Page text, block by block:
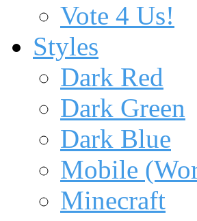
Vote 4 Us!
Styles
Dark Red
Dark Green
Dark Blue
Mobile
Minecraft